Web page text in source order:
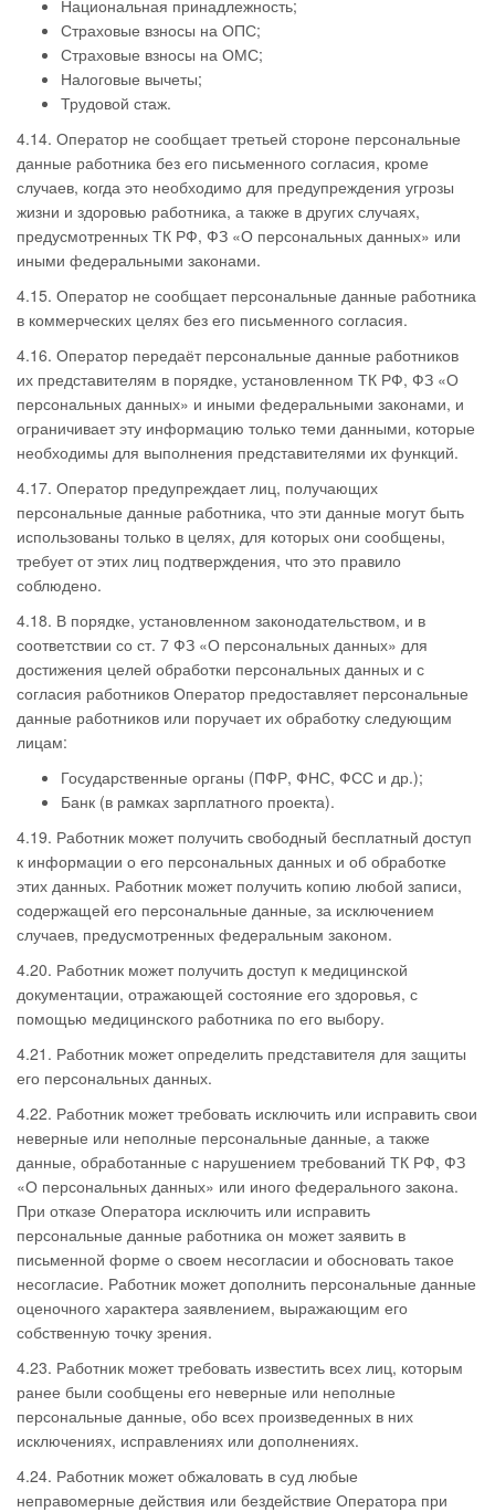
Национальная принадлежность;
Страховые взносы на ОПС;
Страховые взносы на ОМС;
Налоговые вычеты;
Трудовой стаж.
4.14. Оператор не сообщает третьей стороне персональные
данные работника без его письменного согласия, кроме
случаев, когда это необходимо для предупреждения угрозы
жизни и здоровью работника, а также в других случаях,
предусмотренных ТК РФ, ФЗ «О персональных данных» или
иными федеральными законами.
4.15. Оператор не сообщает персональные данные работника
в коммерческих целях без его письменного согласия.
4.16. Оператор передаёт персональные данные работников
их представителям в порядке, установленном ТК РФ, ФЗ «О
персональных данных» и иными федеральными законами, и
ограничивает эту информацию только теми данными, которые
необходимы для выполнения представителями их функций.
4.17. Оператор предупреждает лиц, получающих
персональные данные работника, что эти данные могут быть
использованы только в целях, для которых они сообщены,
требует от этих лиц подтверждения, что это правило
соблюдено.
4.18. В порядке, установленном законодательством, и в
соответствии со ст. 7 ФЗ «О персональных данных» для
достижения целей обработки персональных данных и с
согласия работников Оператор предоставляет персональные
данные работников или поручает их обработку следующим
лицам:
Государственные органы (ПФР, ФНС, ФСС и др.);
Банк (в рамках зарплатного проекта).
4.19. Работник может получить свободный бесплатный доступ
к информации о его персональных данных и об обработке
этих данных. Работник может получить копию любой записи,
содержащей его персональные данные, за исключением
случаев, предусмотренных федеральным законом.
4.20. Работник может получить доступ к медицинской
документации, отражающей состояние его здоровья, с
помощью медицинского работника по его выбору.
4.21. Работник может определить представителя для защиты
его персональных данных.
4.22. Работник может требовать исключить или исправить свои
неверные или неполные персональные данные, а также
данные, обработанные с нарушением требований ТК РФ, ФЗ
«О персональных данных» или иного федерального закона.
При отказе Оператора исключить или исправить
персональные данные работника он может заявить в
письменной форме о своем несогласии и обосновать такое
несогласие. Работник может дополнить персональные данные
оценочного характера заявлением, выражающим его
собственную точку зрения.
4.23. Работник может требовать известить всех лиц, которым
ранее были сообщены его неверные или неполные
персональные данные, обо всех произведенных в них
исключениях, исправлениях или дополнениях.
4.24. Работник может обжаловать в суд любые
неправомерные действия или бездействие Оператора при